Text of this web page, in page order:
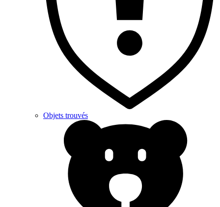
Objets trouvés